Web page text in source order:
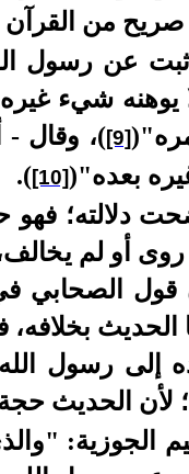
من القرآن
ثبت عن رسول
يوهنه شيء
(
[9]
)، وقال
بعده"(
[10]
)
.
دلالته؛ فهو
أو لم
قول الصحابي
الحديث
إلى رسول
لأن الحديث
الجوزية: